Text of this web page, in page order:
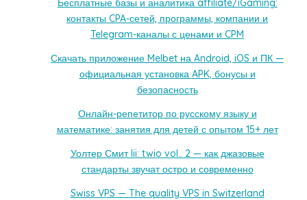
контакты CPA-сетей, программы, компании и
Telegram-каналы с ценами и CPM
Скачать приложение Melbet на Android, iOS и ПК —
официальная установка APK, бонусы и
безопасность
Онлайн-репетитор по русскому языку и
математике: занятия для детей с опытом 15+ лет
Уолтер Смит Iii: twio vol.. 2 — как джазовые
стандарты звучат остро и современно
Swiss VPS — The quality VPS in Switzerland